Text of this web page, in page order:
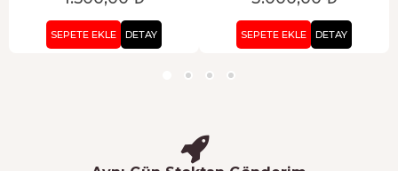
SEPETE EKLE DETAY SEPETE EKLE DETAY